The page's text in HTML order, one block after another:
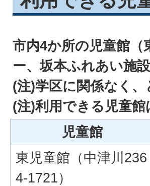
市内4か所の児童館（
ー、坂本ふれあい施設
(注)学区に関係なく
(注)利用できる児童
児童館
東児童館（中津川236
4-1721）